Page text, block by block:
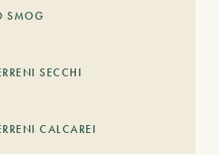
SMOG
SECCHI
CALCAREI